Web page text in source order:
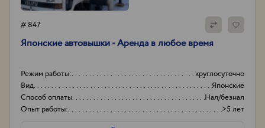
# 847
Японские автовышки - Аренда в любое время
Режим работы:
круглосуточно
Вид
Японские
Способ оплаты
Нал/безнал
Опыт работы:
>5 лет